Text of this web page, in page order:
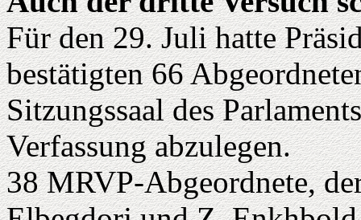
Für den 29. Juli hatte
bestätigten 66
Sitzungssaal des
Verfassung abzulegen.
38 MRVP-Abgeordnete,